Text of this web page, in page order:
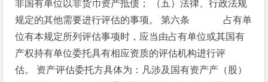
非国有单位以非货币资产抵债；
（五）法律、行政法规
规定的其他需要进行评估的事项。
第六条 占有单
位有本规定所列评估事项时，应当由占有单位或其国有
产权持有单位委托具有相应资质的评估机构进行评
估。
资产评估委托方具体为：凡涉及国有资产产（股）